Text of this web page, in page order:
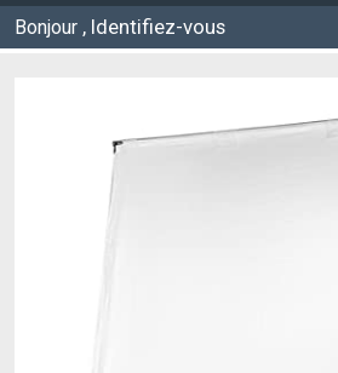
Bonjour , Identifiez-vous